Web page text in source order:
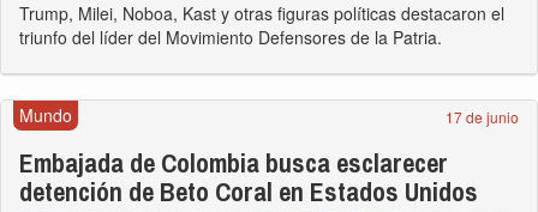
Trump, Milei, Noboa, Kast y otras figuras políticas destacaron el
triunfo del líder del Movimiento Defensores de la Patria.
Mundo 17 de junio
Embajada de Colombia busca esclarecer
detención de Beto Coral en Estados Unidos